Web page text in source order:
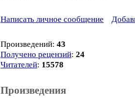
Написать личное сообщение
Произведений: 43
Получено рецензий: 24
Читателей: 15578
Произведения